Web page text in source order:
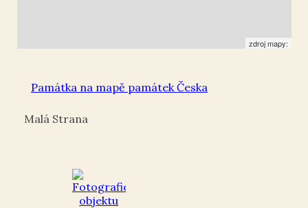
zdroj mapy:
Památka na mapě památek Česka
Malá Strana